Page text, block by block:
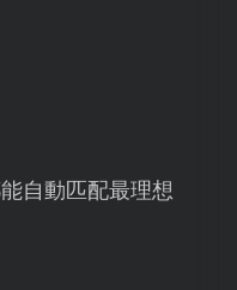
自動匹配最理想